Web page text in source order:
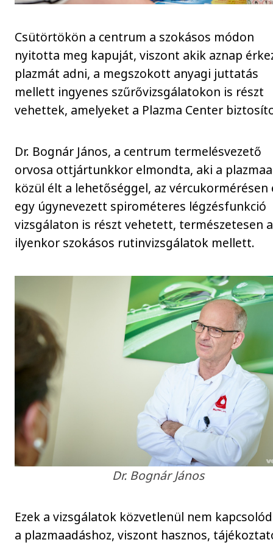
Csütörtökön a centrum a szokásos módon
nyitotta meg kapuját, viszont akik aznap
plazmát adni, a megszokott anyagi juttatás
mellett ingyenes szűrővizsgálatokon is részt
vehettek, amelyeket a Plazma Center
Dr. Bognár János, a centrum termelésvezető
orvosa ottjártunkkor elmondta, aki a
közül élt a lehetőséggel, az vércukormérésen
egy úgynevezett spirométeres légzésfunkció
vizsgálaton is részt vehetett, természetesen
ilyenkor szokásos rutinvizsgálatok mellett.
Dr. Bognár János
Ezek a vizsgálatok közvetlenül nem
a plazmaadáshoz, viszont hasznos,